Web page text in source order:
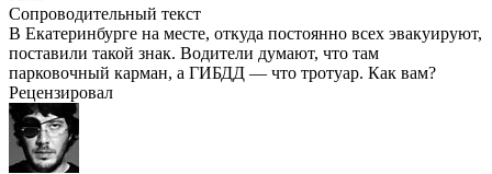
Сопроводительный текст
В Екатеринбурге на месте, откуда постоянно всех эвакуируют,
поставили такой знак. Водители думают, что там
парковочный карман, а ГИБДД — что тротуар. Как вам?
Рецензировал